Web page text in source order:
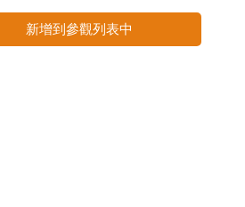
新增到參觀列表中